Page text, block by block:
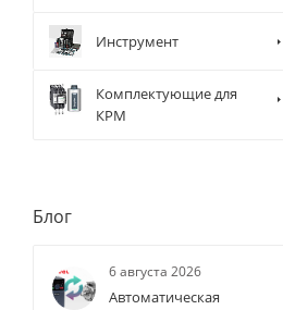
Инструмент
Комплектующие для
КРМ
Блог
6 августа 2026
Автоматическая